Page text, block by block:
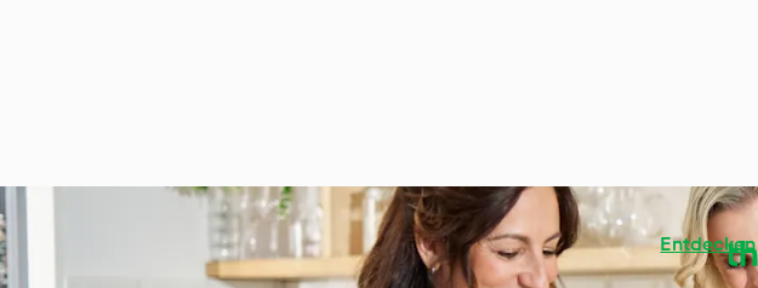
Entdecken